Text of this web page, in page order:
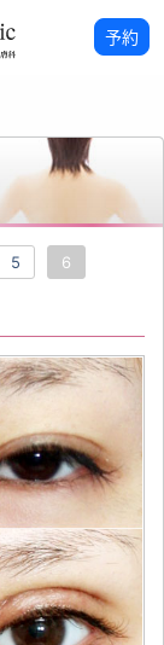
予約
5 6